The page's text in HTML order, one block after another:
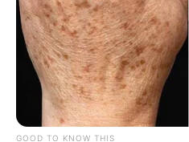
GOOD TO KNOW THIS